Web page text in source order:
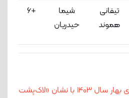
تیفانی
هموند
شیما
حیدریان
+6
فهرست: بهترین کتاب‌های بهار سال 1403 با نشان‌ «لاک‌پشت